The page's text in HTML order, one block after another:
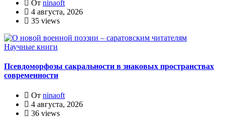
От ninaoft
4 августа, 2026
35 views
Научные книги
Псевдоморфозы сакральности в знаковых пространствах
современности
От ninaoft
4 августа, 2026
36 views